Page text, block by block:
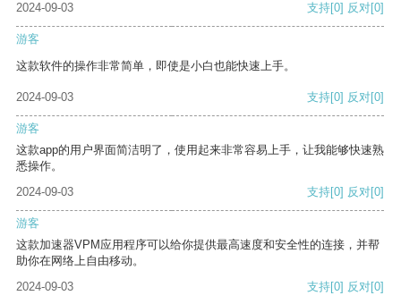
2024-09-03
支持[0] 反对[0]
游客
这款软件的操作非常简单，即使是小白也能快速上手。
2024-09-03 支持[0] 反对[0]
游客
这款app的用户界面简洁明了，使用起来非常容易上手，让我能够快速熟
悉操作。
2024-09-03
支持[0] 反对[0]
游客
这款加速器VPM应用程序可以给你提供最高速度和安全性的连接，并帮
助你在网络上自由移动。
2024-09-03
支持[0] 反对[0]